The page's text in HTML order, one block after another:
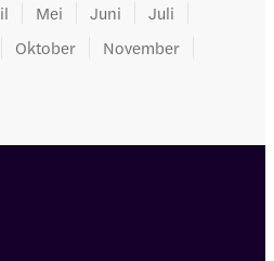
Mei Juni
Juli
Oktober
November